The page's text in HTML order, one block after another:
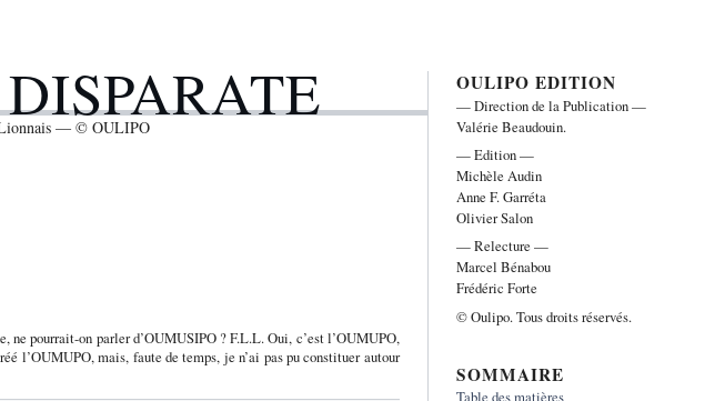
Lionnais — © OULIPO
ne pourrait-on parler d’OUMUSIPO ? F.L.L. Oui, c’est l’OUMUPO,
l’OUMUPO, mais, faute de temps, je n’ai pas pu constituer autour
OULIPO EDITION
— Direction de la Publication —
Valérie Beaudouin.
— Edition —
Michèle Audin
Anne F. Garréta
Olivier Salon
— Relecture —
Marcel Bénabou
Frédéric Forte
© Oulipo. Tous droits réservés.
SOMMAIRE
Table des matières